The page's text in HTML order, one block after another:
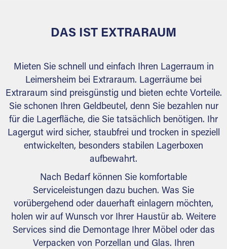
DAS IST EXTRARAUM
Mieten Sie schnell und einfach Ihren Lagerraum in
Leimersheim bei Extraraum. Lagerräume bei
Extraraum sind preisgünstig und bieten echte Vorteile.
Sie schonen Ihren Geldbeutel, denn Sie bezahlen nur
für die Lagerfläche, die Sie tatsächlich benötigen. Ihr
Lagergut wird sicher, staubfrei und trocken in speziell
entwickelten, besonders stabilen Lagerboxen
aufbewahrt.
Nach Bedarf können Sie komfortable
Serviceleistungen dazu buchen. Was Sie
vorübergehend oder dauerhaft einlagern möchten,
holen wir auf Wunsch vor Ihrer Haustür ab. Weitere
Services sind die Demontage Ihrer Möbel oder das
Verpacken von Porzellan und Glas. Ihren